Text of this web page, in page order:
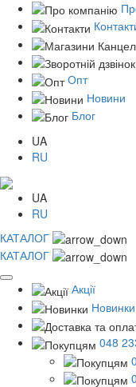
Опт
Новини
Блог
UA
RU
UA
RU
КАТАЛОГ
КАТАЛОГ
Акції
Новинки
048